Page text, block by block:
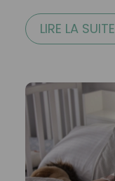
LIRE LA SUITE